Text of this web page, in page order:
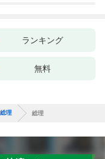
ランキング
無料
総理 総理